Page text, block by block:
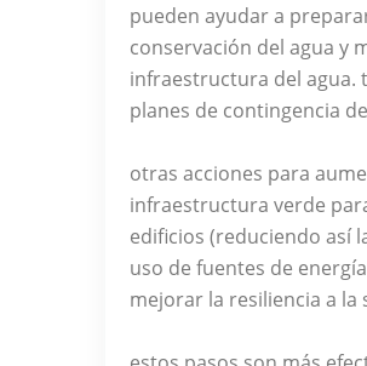
pueden ayudar a
conservación del agua y
infraestructura del agua.
planes de contingencia
otras acciones para
infraestructura verde
edificios (reduciendo así
uso de fuentes de
mejorar la resiliencia a la